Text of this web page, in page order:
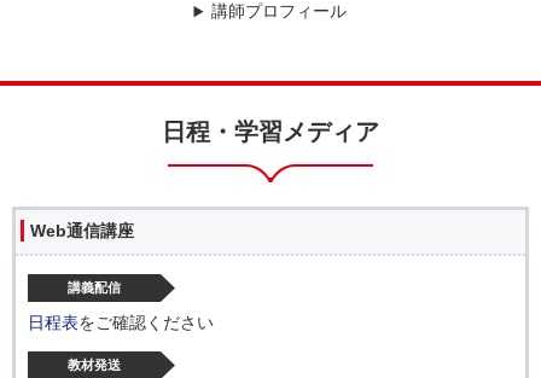
講師プロフィール
日程・学習メディア
Web通信講座
講義配信
日程表をご確認ください
教材発送